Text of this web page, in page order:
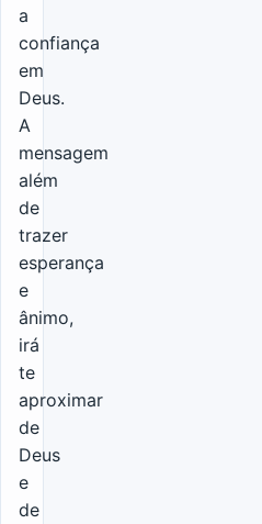
a
confiança
em
Deus.
A
mensagem
além
de
trazer
esperança
e
ânimo,
irá
te
aproximar
de
Deus
e
de